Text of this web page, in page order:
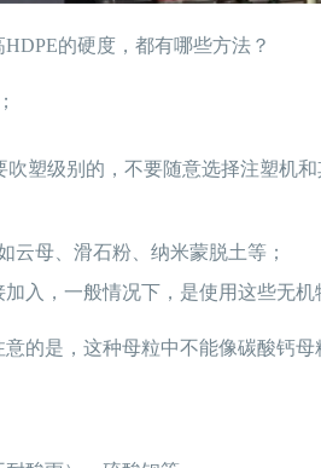
的硬度，都有哪些方法？
吹塑级别的，不要随意选择注塑机
云母、滑石粉、纳米蒙脱土等；
入，一般情况下，是使用这些无
的是，这种母粒中不能像碳酸钙